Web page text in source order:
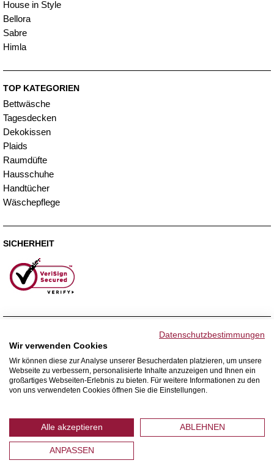
House in Style
Bellora
Sabre
Himla
TOP KATEGORIEN
Bettwäsche
Tagesdecken
Dekokissen
Plaids
Raumdüfte
Hausschuhe
Handtücher
Wäschepflege
SICHERHEIT
WIR VERSENDEN MIT
Datenschutzbestimmungen
Wir verwenden Cookies
Wir können diese zur Analyse unserer Besucherdaten platzieren, um unsere
Webseite zu verbessern, personalisierte Inhalte anzuzeigen und Ihnen ein
großartiges Webseiten-Erlebnis zu bieten. Für weitere Informationen zu den
von uns verwendeten Cookies öffnen Sie die Einstellungen.
Alle akzeptieren ABLEHNEN
ANPASSEN